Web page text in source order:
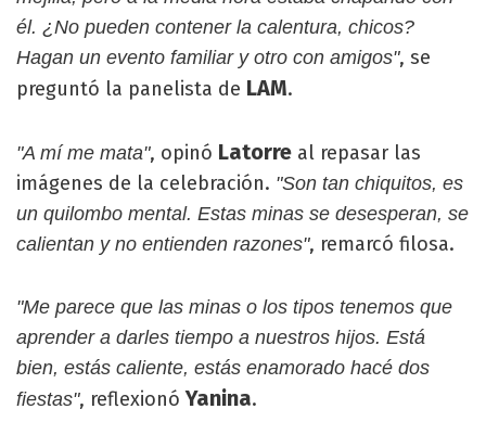
él. ¿No pueden contener la calentura, chicos?
Hagan un evento familiar y otro con amigos", se
preguntó la panelista de LAM.
"A mí me mata", opinó Latorre al repasar las
imágenes de la celebración. "Son tan chiquitos, es
un quilombo mental. Estas minas se desesperan, se
calientan y no entienden razones", remarcó filosa.
"Me parece que las minas o los tipos tenemos que
aprender a darles tiempo a nuestros hijos. Está
bien, estás caliente, estás enamorado hacé dos
fiestas", reflexionó Yanina.